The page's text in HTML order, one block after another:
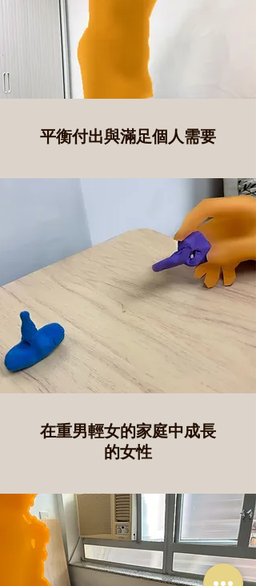
平衡付出與滿足個人需要
在重男輕女的家庭中成長
的女性